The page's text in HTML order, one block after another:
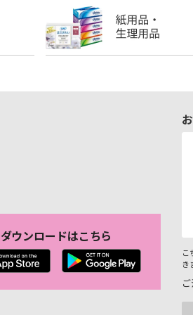
ダウンロードはこちら
こ
き